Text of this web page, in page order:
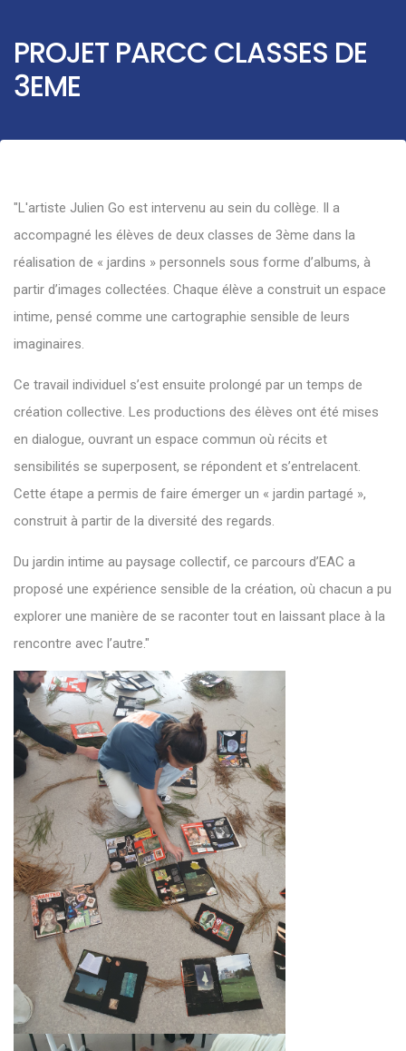
PROJET PARCC CLASSES DE
3EME
"L'artiste Julien Go est intervenu au sein du collège. Il a
accompagné les élèves de deux classes de 3ème dans la
réalisation de « jardins » personnels sous forme d’albums, à
partir d’images collectées. Chaque élève a construit un espace
intime, pensé comme une cartographie sensible de leurs
imaginaires.
Ce travail individuel s’est ensuite prolongé par un temps de
création collective. Les productions des élèves ont été mises
en dialogue, ouvrant un espace commun où récits et
sensibilités se superposent, se répondent et s’entrelacent.
Cette étape a permis de faire émerger un « jardin partagé »,
construit à partir de la diversité des regards.
Du jardin intime au paysage collectif, ce parcours d’EAC a
proposé une expérience sensible de la création, où chacun a pu
explorer une manière de se raconter tout en laissant place à la
rencontre avec l’autre."